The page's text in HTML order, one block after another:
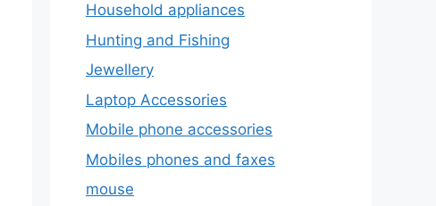
Household appliances
Hunting and Fishing
Jewellery
Laptop Accessories
Mobile phone accessories
Mobiles phones and faxes
mouse